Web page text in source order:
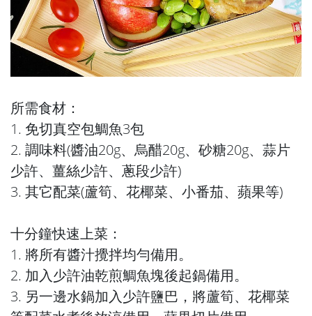
所需食材：
1. 免切真空包鯛魚3包
2. 調味料(醬油20g、烏醋20g、砂糖20g、蒜片
少許、薑絲少許、蔥段少許)
3. 其它配菜(蘆筍、花椰菜、小番茄、蘋果等)
十分鐘快速上菜：
1. 將所有醬汁攪拌均勻備用。
2. 加入少許油乾煎鯛魚塊後起鍋備用。
3. 另一邊水鍋加入少許鹽巴，將蘆筍、花椰菜